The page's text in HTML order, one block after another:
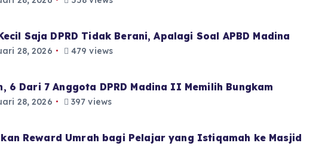
Saja DPRD Tidak Berani, Apalagi Soal APBD Madina
28, 2026 479 views
6 Dari 7 Anggota DPRD Madina II Memilih Bungkam
28, 2026 397 views
Reward Umrah bagi Pelajar yang Istiqamah ke Masjid